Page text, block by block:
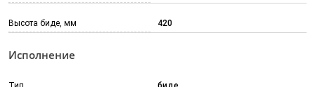
Высота биде, мм 420
Исполнение